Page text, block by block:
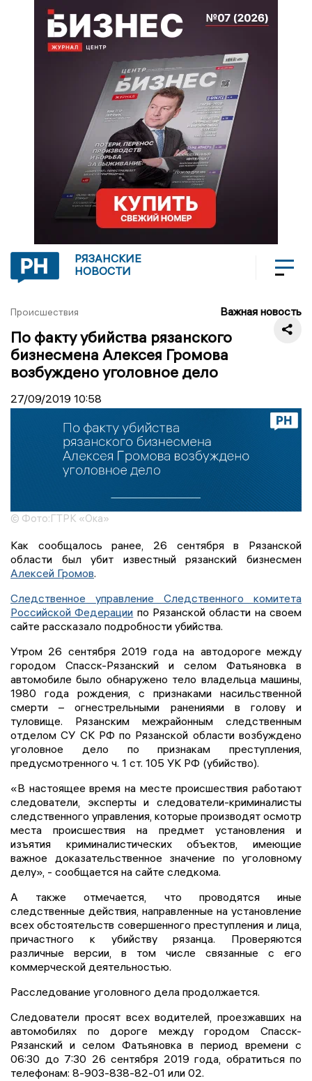
РЯЗАНСКИЕ
НОВОСТИ
Происшествия Важная новость
По факту убийства рязанского
бизнесмена Алексея Громова
возбуждено уголовное дело
27/09/2019 10:58
© Фото:ГТРК «Ока»
Как сообщалось ранее, 26 сентября в Рязанской
области был убит известный рязанский бизнесмен
Алексей Громов.
Следственное управление Следственного комитета
Российской Федерации по Рязанской области на своем
сайте рассказало подробности убийства.
Утром 26 сентября 2019 года на автодороге между
городом Спасск-Рязанский и селом Фатьяновка в
автомобиле было обнаружено тело владельца машины,
1980 года рождения, с признаками насильственной
смерти – огнестрельными ранениями в голову и
туловище. Рязанским межрайонным следственным
отделом СУ СК РФ по Рязанской области возбуждено
уголовное дело по признакам преступления,
предусмотренного ч. 1 ст. 105 УК РФ (убийство).
«В настоящее время на месте происшествия работают
следователи, эксперты и следователи-криминалисты
следственного управления, которые производят осмотр
места происшествия на предмет установления и
изъятия криминалистических объектов, имеющие
важное доказательственное значение по уголовному
делу», - сообщается на сайте следкома.
А также отмечается, что проводятся иные
следственные действия, направленные на установление
всех обстоятельств совершенного преступления и лица,
причастного к убийству рязанца. Проверяются
различные версии, в том числе связанные с его
коммерческой деятельностью.
Расследование уголовного дела продолжается.
Следователи просят всех водителей, проезжавших на
автомобилях по дороге между городом Спасск-
Рязанский и селом Фатьяновка в период времени с
06:30 до 7:30 26 сентября 2019 года, обратиться по
телефонам: 8-903-838-82-01 или 02.